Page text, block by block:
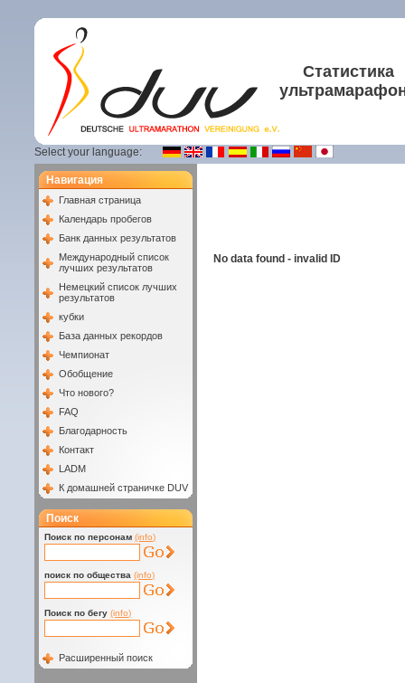
Статистика
Select your language:
Навигация
Главная страница
Календарь пробегов
Банк данных результатов
Международный список
лучших результатов
Немецкий список лучших
результатов
кубки
База данных рекордов
Чемпионат
Обобщение
Что нового?
FAQ
Благодарность
Контакт
LADM
К домашней страничке DUV
Поиск
Поиск по персонам (info)
поиск по общества (info)
Поиск по бегу (info)
Расширенный поиск
No data found - invalid ID